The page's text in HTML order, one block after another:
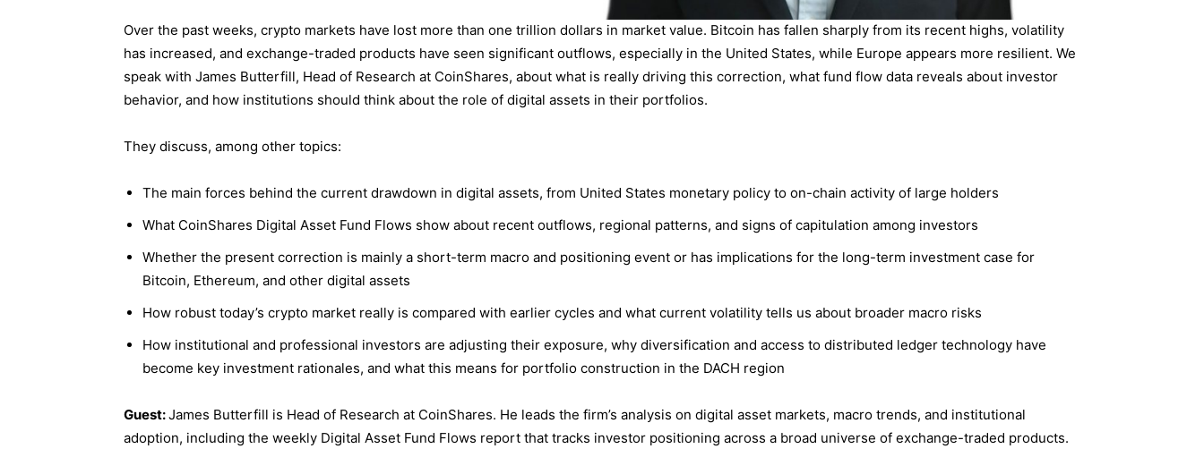
Over the past weeks, crypto markets have lost more than one trillion dollars in market value. Bitcoin has fallen sharply from its recent highs, volatility
has increased, and exchange-traded products have seen significant outflows, especially in the United States, while Europe appears more resilient. We
speak with James Butterfill, Head of Research at CoinShares, about what is really driving this correction, what fund flow data reveals about investor
behavior, and how institutions should think about the role of digital assets in their portfolios.
They discuss, among other topics:
The main forces behind the current drawdown in digital assets, from United States monetary policy to on-chain activity of large holders
What CoinShares Digital Asset Fund Flows show about recent outflows, regional patterns, and signs of capitulation among investors
Whether the present correction is mainly a short-term macro and positioning event or has implications for the long-term investment case for
Bitcoin, Ethereum, and other digital assets
How robust today’s crypto market really is compared with earlier cycles and what current volatility tells us about broader macro risks
How institutional and professional investors are adjusting their exposure, why diversification and access to distributed ledger technology have
become key investment rationales, and what this means for portfolio construction in the DACH region
Guest:James Butterfill is Head of Research at CoinShares. He leads the firm’s analysis on digital asset markets, macro trends, and institutional
adoption, including the weekly Digital Asset Fund Flows report that tracks investor positioning across a broad universe of exchange-traded products.